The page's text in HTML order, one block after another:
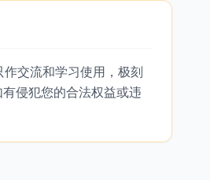
交流和学习使用，极刻
侵犯您的合法权益或违